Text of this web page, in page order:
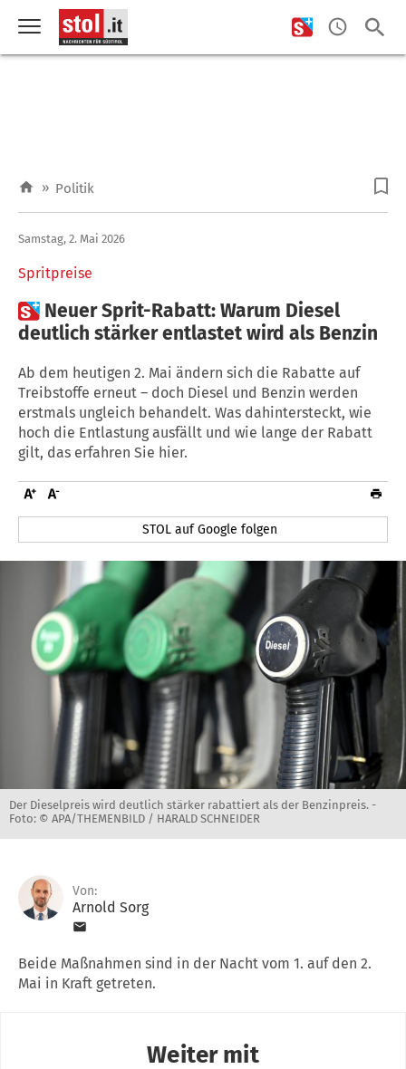
» Politik
Spritpreise
Samstag, 2. Mai 2026
 Neuer Sprit-Rabatt: Warum Diesel
deutlich stärker entlastet wird als Benzin
Ab dem heutigen 2. Mai ändern sich die Rabatte auf
Treibstoffe erneut – doch Diesel und Benzin werden
erstmals ungleich behandelt. Was dahintersteckt, wie
hoch die Entlastung ausfällt und wie lange der Rabatt
gilt, das erfahren Sie hier.
STOL auf Google folgen
Der Dieselpreis wird deutlich stärker rabattiert als der Benzinpreis. -
Foto: © APA/THEMENBILD / HARALD SCHNEIDER
Von:
Arnold Sorg
Beide Maßnahmen sind in der Nacht vom 1. auf den 2.
Mai in Kraft getreten.